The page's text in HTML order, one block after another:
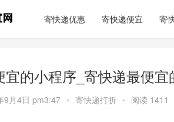
寄快递优惠 寄快递便宜 寄
宜的小程序_寄快递最便
9月4日 pm3:47 • 寄快递打折 • 阅读 1411